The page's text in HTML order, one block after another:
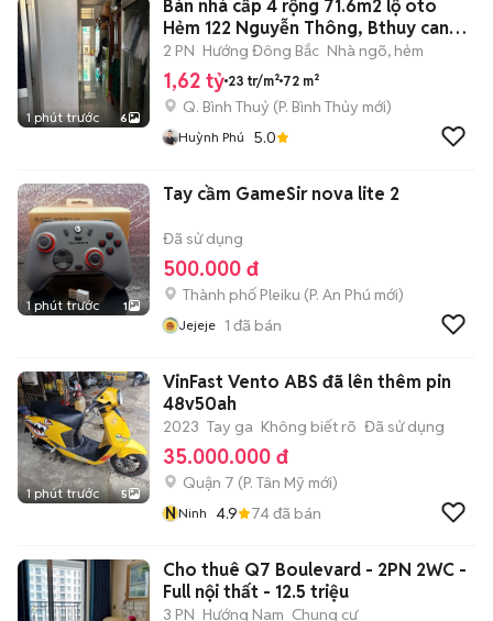
1 phút trước 6
Bán nhà cấp 4 rộng 71.6m2 lộ oto
Hẻm 122 Nguyễn Thông, Bthuy can
tho
2 PN Hướng Đông Bắc Nhà ngõ, hẻm
1,62 tỷ 23 tr/m² 72 m²
Q. Bình Thuỷ (P. Bình Thủy mới)
Huỳnh Phú 5.0
1 phút trước 1
Tay cầm GameSir nova lite 2
Đã sử dụng
500.000 đ
Thành phố Pleiku (P. An Phú mới)
Jejeje 1 đã bán
1 phút trước 5
VinFast Vento ABS đã lên thêm pin
48v50ah
2023 Tay ga Không biết rõ Đã sử dụng
35.000.000 đ
Quận 7 (P. Tân Mỹ mới)
NNinh 4.9 74đã bán
Cho thuê Q7 Boulevard - 2PN 2WC -
Full nội thất - 12.5 triệu
3 PN Hướng Nam Chung cư